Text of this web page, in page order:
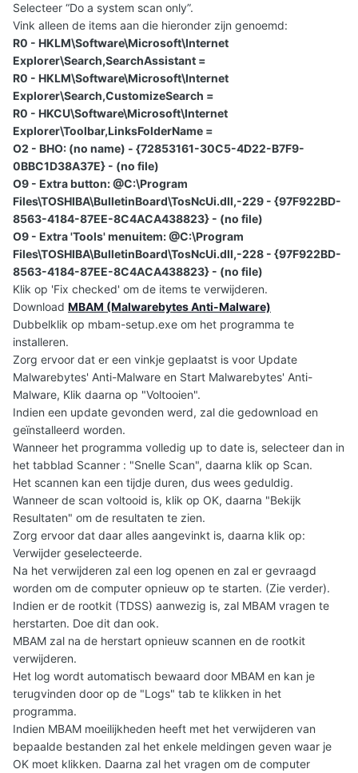
Selecteer “Do a system scan only”.
Vink alleen de items aan die hieronder zijn genoemd:
R0 - HKLM\Software\Microsoft\Internet
Explorer\Search,SearchAssistant =
R0 - HKLM\Software\Microsoft\Internet
Explorer\Search,CustomizeSearch =
R0 - HKCU\Software\Microsoft\Internet
Explorer\Toolbar,LinksFolderName =
O2 - BHO: (no name) - {72853161-30C5-4D22-B7F9-
0BBC1D38A37E} - (no file)
O9 - Extra button: @C:\Program
Files\TOSHIBA\BulletinBoard\TosNcUi.dll,-229 - {97F922BD-
8563-4184-87EE-8C4ACA438823} - (no file)
O9 - Extra 'Tools' menuitem: @C:\Program
Files\TOSHIBA\BulletinBoard\TosNcUi.dll,-228 - {97F922BD-
8563-4184-87EE-8C4ACA438823} - (no file)
Klik op 'Fix checked' om de items te verwijderen.
Download MBAM (Malwarebytes Anti-Malware)
Dubbelklik op mbam-setup.exe om het programma te
installeren.
Zorg ervoor dat er een vinkje geplaatst is voor Update
Malwarebytes' Anti-Malware en Start Malwarebytes' Anti-
Malware, Klik daarna op "Voltooien".
Indien een update gevonden werd, zal die gedownload en
geïnstalleerd worden.
Wanneer het programma volledig up to date is, selecteer dan in
het tabblad Scanner : "Snelle Scan", daarna klik op Scan.
Het scannen kan een tijdje duren, dus wees geduldig.
Wanneer de scan voltooid is, klik op OK, daarna "Bekijk
Resultaten" om de resultaten te zien.
Zorg ervoor dat daar alles aangevinkt is, daarna klik op:
Verwijder geselecteerde.
Na het verwijderen zal een log openen en zal er gevraagd
worden om de computer opnieuw op te starten. (Zie verder).
Indien er de rootkit (TDSS) aanwezig is, zal MBAM vragen te
herstarten. Doe dit dan ook.
MBAM zal na de herstart opnieuw scannen en de rootkit
verwijderen.
Het log wordt automatisch bewaard door MBAM en kan je
terugvinden door op de "Logs" tab te klikken in het
programma.
Indien MBAM moeilijkheden heeft met het verwijderen van
bepaalde bestanden zal het enkele meldingen geven waar je
OK moet klikken. Daarna zal het vragen om de computer